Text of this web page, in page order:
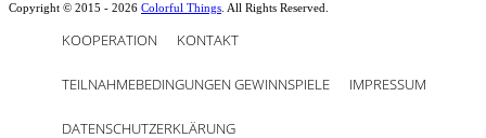
Copyright © 2015 - 2026 Colorful Things . All Rights Reserved.
KOOPERATION KONTAKT
TEILNAHMEBEDINGUNGEN GEWINNSPIELE IMPRESSUM
DATENSCHUTZERKLÄRUNG